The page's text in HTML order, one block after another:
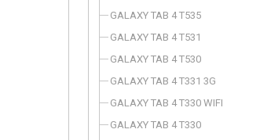
GALAXY TAB 4 T535
GALAXY TAB 4 T531
GALAXY TAB 4 T530
GALAXY TAB 4 T331 3G
GALAXY TAB 4 T330 WIFI
GALAXY TAB 4 T330